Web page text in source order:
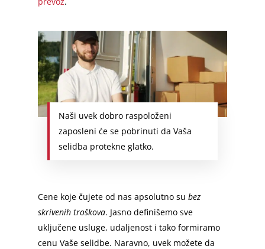
Naši uvek dobro raspoloženi
zaposleni će se pobrinuti da Vaša
selidba protekne glatko.
Cene koje čujete od nas apsolutno su bez
skrivenih troškova. Jasno definišemo sve
uključene usluge, udaljenost i tako formiramo
cenu Vaše selidbe. Naravno, uvek možete da